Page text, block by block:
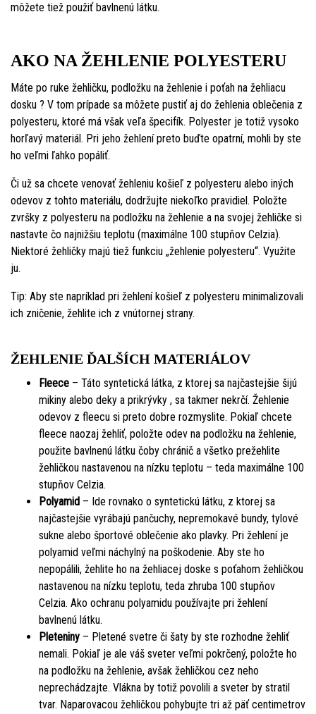
môžete tiež použiť bavlnenú látku.
AKO NA ŽEHLENIE POLYESTERU
Máte po ruke žehličku, podložku na žehlenie i poťah na žehliacu
dosku ? V tom prípade sa môžete pustiť aj do žehlenia oblečenia z
polyesteru, ktoré má však veľa špecifík. Polyester je totiž vysoko
horľavý materiál. Pri jeho žehlení preto buďte opatrní, mohli by ste
ho veľmi ľahko popáliť.
Či už sa chcete venovať žehleniu košieľ z polyesteru alebo iných
odevov z tohto materiálu, dodržujte niekoľko pravidiel. Položte
zvršky z polyesteru na podložku na žehlenie a na svojej žehličke si
nastavte čo najnižšiu teplotu (maximálne 100 stupňov Celzia).
Niektoré žehličky majú tiež funkciu „žehlenie polyesteru“. Využite
ju.
Tip: Aby ste napríklad pri žehlení košieľ z polyesteru minimalizovali
ich zničenie, žehlite ich z vnútornej strany.
ŽEHLENIE ĎALŠÍCH MATERIÁLOV
Fleece – Táto syntetická látka, z ktorej sa najčastejšie šijú
mikiny alebo deky a prikrývky , sa takmer nekrčí. Žehlenie
odevov z fleecu si preto dobre rozmyslite. Pokiaľ chcete
fleece naozaj žehliť, položte odev na podložku na žehlenie,
použite bavlnenú látku čoby chránič a všetko prežehlite
žehličkou nastavenou na nízku teplotu – teda maximálne 100
stupňov Celzia.
Polyamid – Ide rovnako o syntetickú látku, z ktorej sa
najčastejšie vyrábajú pančuchy, nepremokavé bundy, tylové
sukne alebo športové oblečenie ako plavky. Pri žehlení je
polyamid veľmi náchylný na poškodenie. Aby ste ho
nepopálili, žehlite ho na žehliacej doske s poťahom žehličkou
nastavenou na nízku teplotu, teda zhruba 100 stupňov
Celzia. Ako ochranu polyamidu používajte pri žehlení
bavlnenú látku.
Pleteniny – Pletené svetre či šaty by ste rozhodne žehliť
nemali. Pokiaľ je ale váš sveter veľmi pokrčený, položte ho
na podložku na žehlenie, avšak žehličkou cez neho
neprechádzajte. Vlákna by totiž povolili a sveter by stratil
tvar. Naparovacou žehličkou pohybujte tri až päť centimetrov